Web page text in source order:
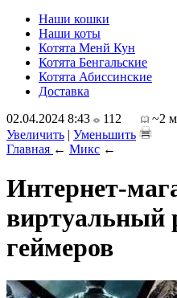
Наши кошки
Наши коты
Котята Менй Кун
Котята Бенгальские
Котята Абиссинские
Доставка
02.04.2024 8:43
112
~2
Увеличить | Уменьшить
Главная ← Микс ←
Интернет-
виртуальный
геймеров